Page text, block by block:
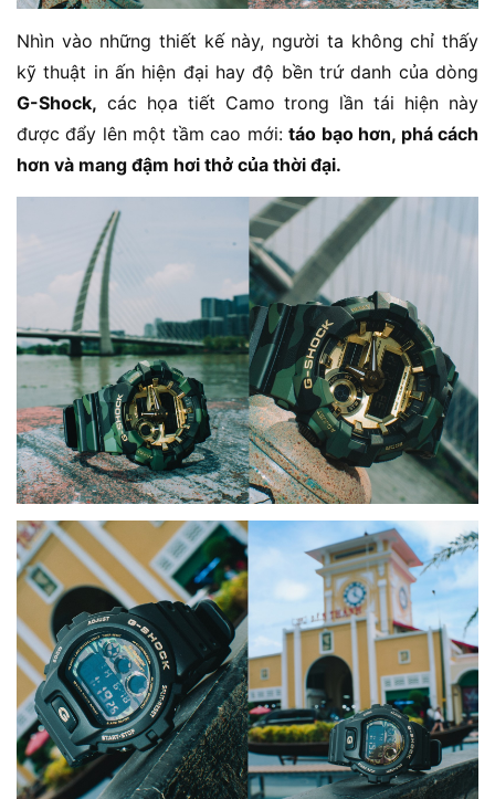
Nhìn vào những thiết kế này, người ta không chỉ thấy
kỹ thuật in ấn hiện đại hay độ bền trứ danh của dòng
G-Shock, các họa tiết Camo trong lần tái hiện này
được đẩy lên một tầm cao mới:táo bạo hơn, phá cách
hơn và mang đậm hơi thở của thời đại.